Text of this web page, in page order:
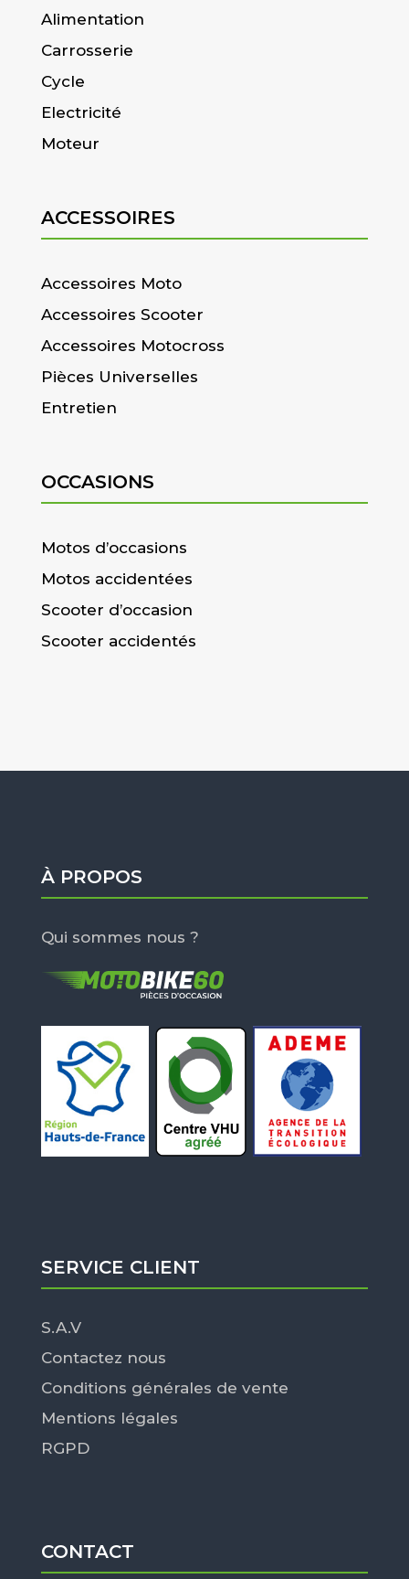
Alimentation
Carrosserie
Cycle
Electricité
Moteur
ACCESSOIRES
Accessoires Moto
Accessoires Scooter
Accessoires Motocross
Pièces Universelles
Entretien
OCCASIONS
Motos d’occasions
Motos accidentées
Scooter d’occasion
Scooter accidentés
À PROPOS
Qui sommes nous ?
SERVICE CLIENT
S.A.V
Contactez nous
Conditions générales de vente
Mentions légales
RGPD
CONTACT